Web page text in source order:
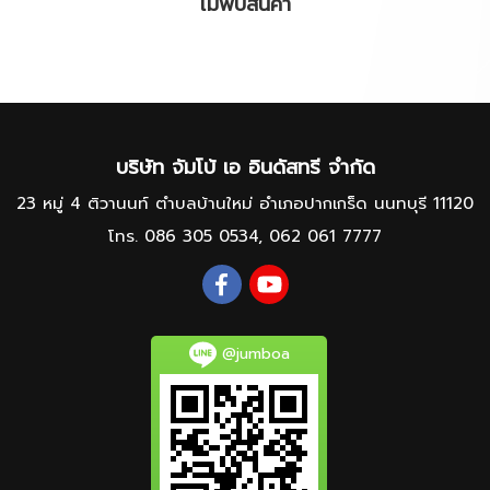
บริษัท จัมโบ้ เอ อินดัสทรี จำกัด
23 หมู่ 4 ติวานนท์ ตำบลบ้านใหม่ อำเภอปากเกร็ด นนทบุรี 11120
โทร. 086 305 0534, 062 061 7777
@jumboa